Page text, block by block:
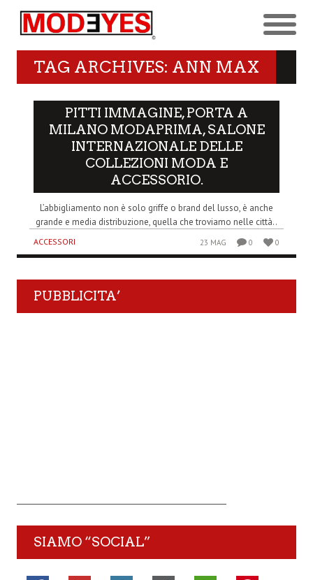
TAG ARCHIVES: ANN MAX
PITTI IMMAGINE, PORTA A
MILANO MODAPRIMA, SALONE
INTERNAZIONALE DELLE
COLLEZIONI MODA E
ACCESSORIO.
L’abbigliamento non è solo griffe o brand del lusso, è anche
grande e media distribuzione, quella che troviamo nelle città..
ACCESSORI 23 MAG 0 0
PUBBLICITA’
SIAMO “SOCIAL”